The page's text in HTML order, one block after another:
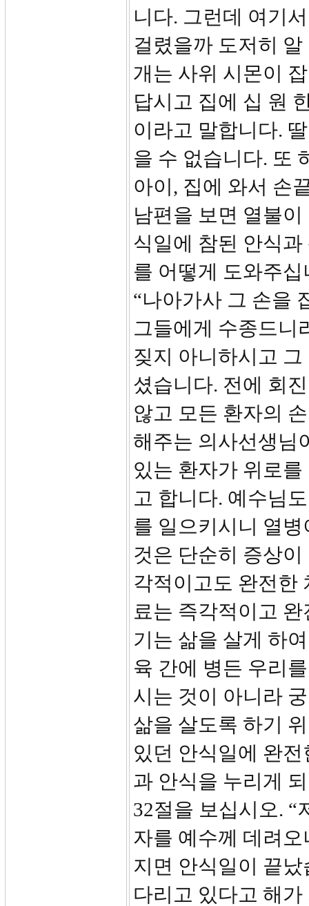
니다. 그런데 여기
걸렸을까 도저히
개는 사위 시몬이
답시고 집에 십 원
이라고 말합니다.
을 수 없습니다. 또
아이, 집에 와서 손
남편을 보면 열불
식일에 참된 안식
를 어떻게 도와주
“나아가사 그 손을
그들에게 수종드니
짖지 아니하시고
셨습니다. 전에 회
않고 모든 환자의
해주는 의사선생님
있는 환자가 위로
고 합니다. 예수님
를 일으키시니 열
것은 단순히 증상
각적이고도 완전한
료는 즉각적이고
기는 삶을 살게 하
육 간에 병든 우리
시는 것이 아니라
삶을 살도록 하기
있던 안식일에 완
과 안식을 누리게
32절을 보십시오. “
자를 예수께 데려
지면 안식일이 끝
다리고 있다고 해